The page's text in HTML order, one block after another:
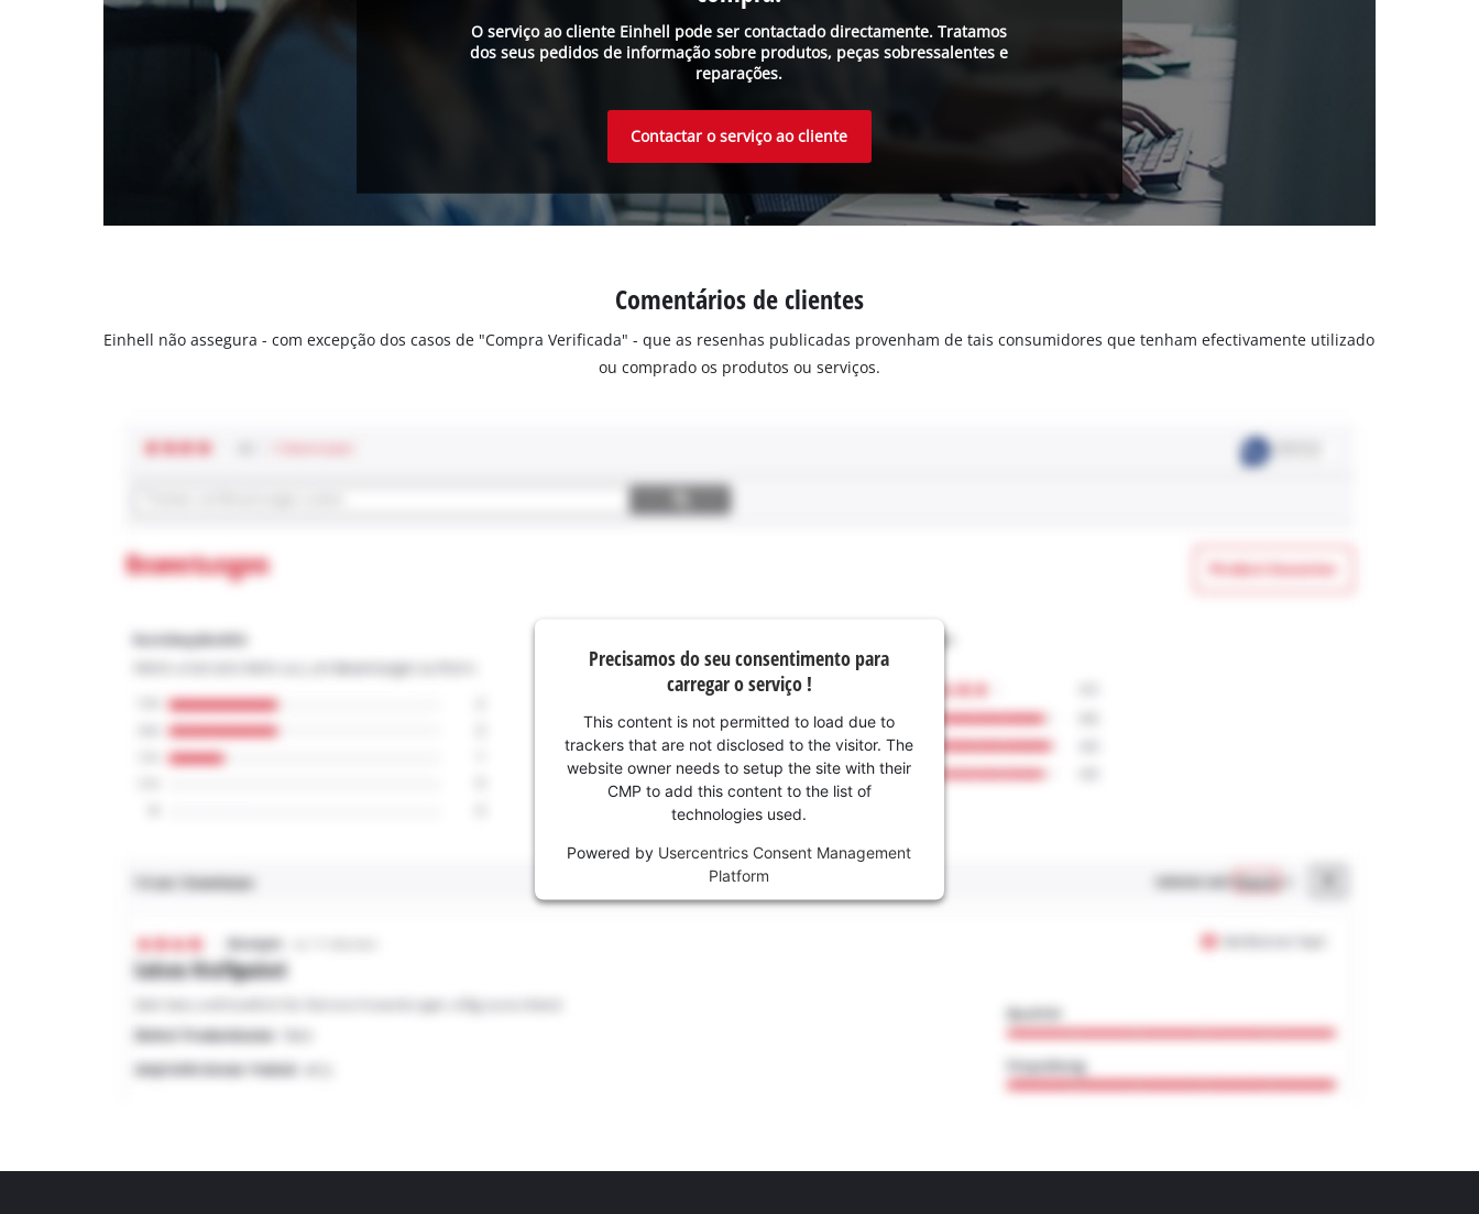
O serviço ao cliente Einhell pode ser contactado directamente. Tratamos
dos seus pedidos de informação sobre produtos, peças sobressalentes e
reparações.
Contactar o serviço ao cliente
Comentários de clientes
Einhell não assegura - com excepção dos casos de "Compra Verificada" - que as resenhas publicadas provenham de tais consumidores que tenham efectivamente utilizado
ou comprado os produtos ou serviços.
Precisamos do seu consentimento para
carregar o serviço !
This content is not permitted to load due to
trackers that are not disclosed to the visitor. The
website owner needs to setup the site with their
CMP to add this content to the list of
technologies used.
Powered by Usercentrics Consent Management
Platform